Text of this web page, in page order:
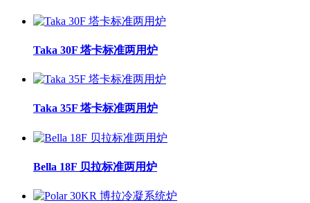
Taka 30F 塔卡标准两用炉
Taka 35F 塔卡标准两用炉
Bella 18F 贝拉标准两用炉